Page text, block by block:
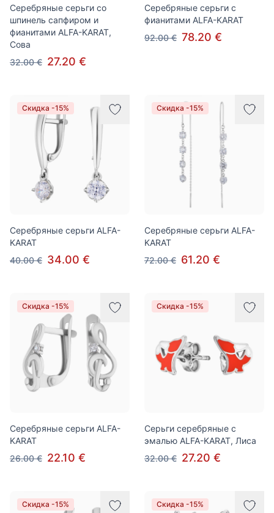
Серебряные серьги со
шпинель сапфиром и
фианитами ALFA-KARAT,
Сова
32.00 € 27.20 €
Серебряные серьги с
фианитами ALFA-KARAT
92.00 € 78.20 €
Скидка -15%
Серебряные серьги ALFA-
KARAT
40.00 € 34.00 €
Скидка -15%
Серебряные серьги ALFA-
KARAT
72.00 € 61.20 €
Скидка -15%
Серебряные серьги ALFA-
KARAT
26.00 € 22.10 €
Скидка -15%
Серьги серебряные с
эмалью ALFA-KARAT, Лиса
32.00 € 27.20 €
Скидка -15% Скидка -15%